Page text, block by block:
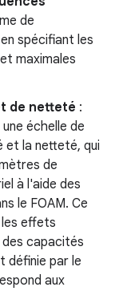
de
spécifiant les
maximales
de netteté :
échelle de
et la netteté, qui
de
à l'aide des
le FOAM. Ce
effets
capacités
définie par le
aux